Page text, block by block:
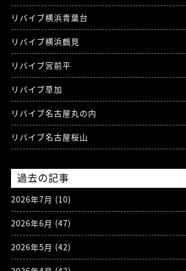
リバイブ横浜青葉台
リバイブ横浜鶴見
リバイブ宮前平
リバイブ草加
リバイブ名古屋丸の内
リバイブ名古屋桜山
過去の記事
2026年7月 (10)
2026年6月 (47)
2026年5月 (42)